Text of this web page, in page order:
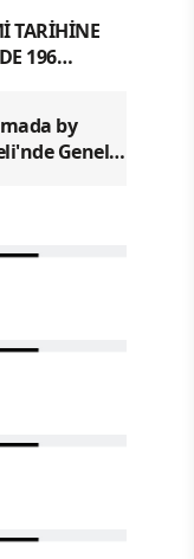
İlerliyor
TARİHİNE
196
by
Genel